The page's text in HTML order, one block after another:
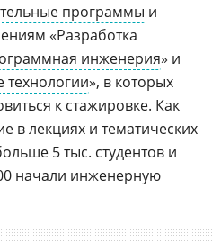
программы и
«Разработка
инженерия» и
», в которых
к стажировке. Как
в лекциях и тематических
5 тыс. студентов и
начали инженерную